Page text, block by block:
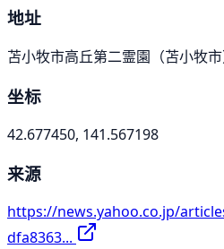
地址
苫小牧市高丘第二霊園（苫小牧
坐标
42.677450, 141.567198
来源
https://news.yahoo.co.jp/
dfa8363...